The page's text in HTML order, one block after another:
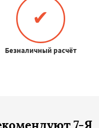
✔
Безналичный расчёт